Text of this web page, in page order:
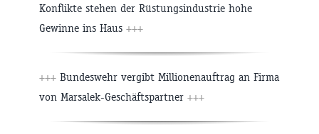
Konflikte stehen der Rüstungsindustrie hohe
Gewinne ins Haus +++
+++ Bundeswehr vergibt Millionenauftrag an Firma
von Marsalek-Geschäftspartner +++